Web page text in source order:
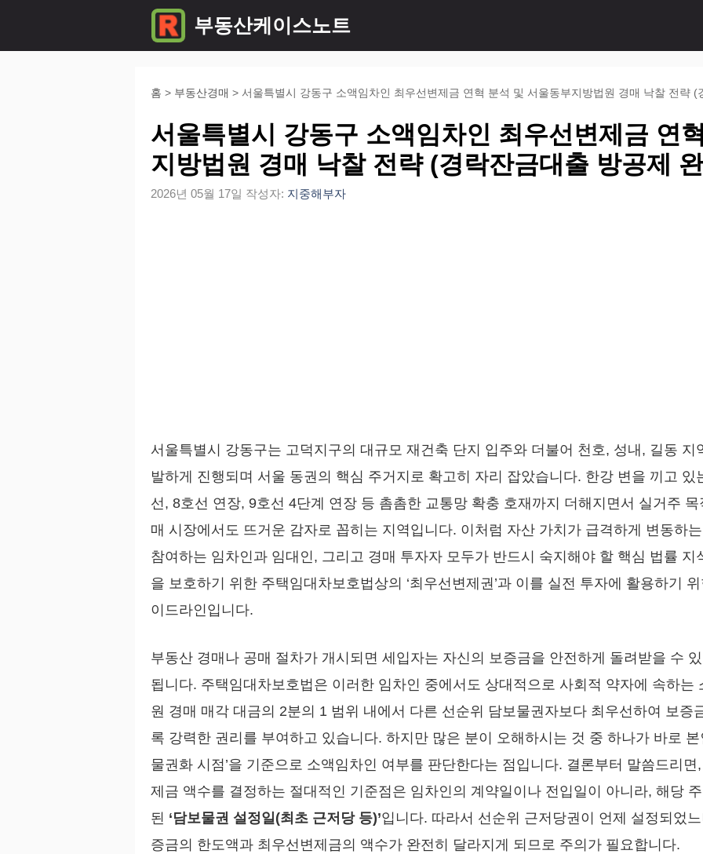
부동산케이스노트
홈 > 부동산경매 > 서울특별시 강동구 소액임차인 최우선변제금 연혁 분석 및 서울동부지방법원 경매 낙찰 전략
서울특별시 강동구 소액임차인 최우선변제금 연
지방법원 경매 낙찰 전략 (경락잔금대출 방공제
2026년 05월 17일 작성자: 지중해부자
서울특별시 강동구는 고덕지구의 대규모 재건축 단지 입주와 더불어 천호, 성내, 길동
발하게 진행되며 서울 동권의 핵심 주거지로 확고히 자리 잡았습니다. 한강 변을 끼고
선, 8호선 연장, 9호선 4단계 연장 등 촘촘한 교통망 확충 호재까지 더해지면서 실거주
매 시장에서도 뜨거운 감자로 꼽히는 지역입니다. 이처럼 자산 가치가 급격하게 변동하
참여하는 임차인과 임대인, 그리고 경매 투자자 모두가 반드시 숙지해야 할 핵심 법률
을 보호하기 위한 주택임대차보호법상의 ‘최우선변제권’과 이를 실전 투자에 활용하기
이드라인입니다.
부동산 경매나 공매 절차가 개시되면 세입자는 자신의 보증금을 안전하게 돌려받을 수
됩니다. 주택임대차보호법은 이러한 임차인 중에서도 상대적으로 사회적 약자에 속하는
원 경매 매각 대금의 2분의 1 범위 내에서 다른 선순위 담보물권자보다 최우선하여 보증
록 강력한 권리를 부여하고 있습니다. 하지만 많은 분이 오해하시는 것 중 하나가 바로 본
물권화 시점’을 기준으로 소액임차인 여부를 판단한다는 점입니다. 결론부터 말씀드리
제금 액수를 결정하는 절대적인 기준점은 임차인의 계약일이나 전입일이 아니라, 해당
된 ‘담보물권 설정일(최초 근저당 등)’입니다. 따라서 선순위 근저당권이 언제 설정되었
증금의 한도액과 최우선변제금의 액수가 완전히 달라지게 되므로 주의가 필요합니다.